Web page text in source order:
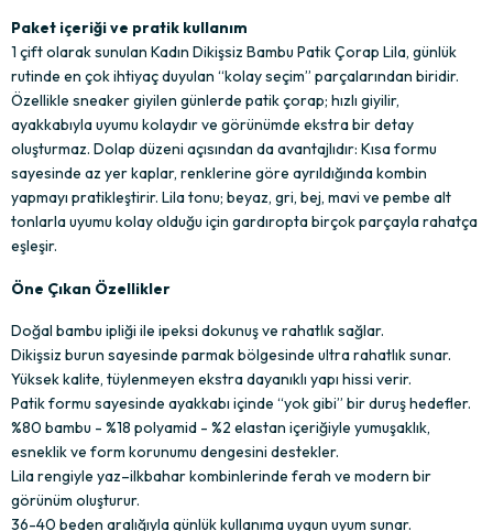
Paket içeriği ve pratik kullanım
1 çift olarak sunulan Kadın Dikişsiz Bambu Patik Çorap Lila, günlük
rutinde en çok ihtiyaç duyulan “kolay seçim” parçalarından biridir.
Özellikle sneaker giyilen günlerde patik çorap; hızlı giyilir,
ayakkabıyla uyumu kolaydır ve görünümde ekstra bir detay
oluşturmaz. Dolap düzeni açısından da avantajlıdır: Kısa formu
sayesinde az yer kaplar, renklerine göre ayrıldığında kombin
yapmayı pratikleştirir. Lila tonu; beyaz, gri, bej, mavi ve pembe alt
tonlarla uyumu kolay olduğu için gardıropta birçok parçayla rahatça
eşleşir.
Öne Çıkan Özellikler
Doğal bambu ipliği ile ipeksi dokunuş ve rahatlık sağlar.
Dikişsiz burun sayesinde parmak bölgesinde ultra rahatlık sunar.
Yüksek kalite, tüylenmeyen ekstra dayanıklı yapı hissi verir.
Patik formu sayesinde ayakkabı içinde “yok gibi” bir duruş hedefler.
%80 bambu - %18 polyamid - %2 elastan içeriğiyle yumuşaklık,
esneklik ve form korunumu dengesini destekler.
Lila rengiyle yaz–ilkbahar kombinlerinde ferah ve modern bir
görünüm oluşturur.
36-40 beden aralığıyla günlük kullanıma uygun uyum sunar.